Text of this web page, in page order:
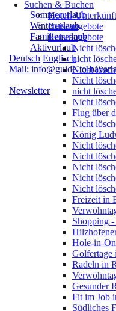
Sommerurlaub
Winterurlaub
Familienurlaub
Aktivurlaub
Deutsch Englisch
Mail: info@guide-to-
Newsletter
Suchen & Buchen
Hotels/
Reiseangebote
Reiseangebote
Nicht
nicht
Nicht
Nicht
nicht
Nicht
Flug über
Nicht
König
Nicht
Nicht
Nicht
Nicht
Nicht
Freizeit in
Shopping
Hole-in-
Golfertage
Radeln in
Gesunder
Fit im Job
Südliches